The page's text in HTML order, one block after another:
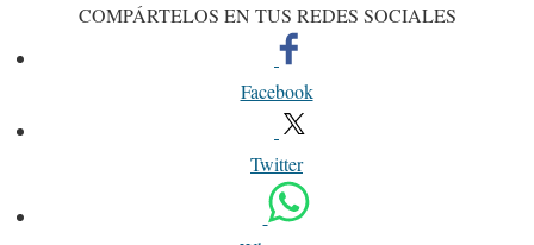
COMPÁRTELOS EN TUS REDES SOCIALES
Facebook
Twitter